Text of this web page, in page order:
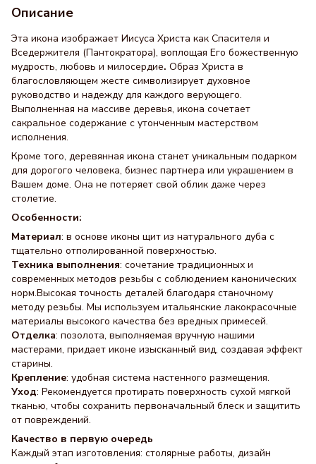
Описание
Эта икона изображает Иисуса Христа как Спасителя и
Вседержителя (Пантократора), воплощая Его божественную
мудрость, любовь и милосердие. Образ Христа в
благословляющем жесте символизирует духовное
руководство и надежду для каждого верующего.
Выполненная на массиве деревья, икона сочетает
сакральное содержание с утонченным мастерством
исполнения.
Кроме того, деревянная икона станет уникальным подарком
для дорогого человека, бизнес партнера или украшением в
Вашем доме. Она не потеряет свой облик даже через
столетие.
Особенности:
Материал: в основе иконы щит из натурального дуба с
тщательно отполированной поверхностью.
Техника выполнения: сочетание традиционных и
современных методов резьбы с соблюдением канонических
норм.Высокая точность деталей благодаря станочному
методу резьбы. Мы используем итальянские лакокрасочные
материалы высокого качества без вредных примесей.
Отделка: позолота, выполняемая вручную нашими
мастерами, придает иконе изысканный вид, создавая эффект
старины.
Крепление: удобная система настенного размещения.
Уход: Рекомендуется протирать поверхность сухой мягкой
тканью, чтобы сохранить первоначальный блеск и защитить
от повреждений.
Качество в первую очередь
Каждый этап изготовления: столярные работы, дизайн